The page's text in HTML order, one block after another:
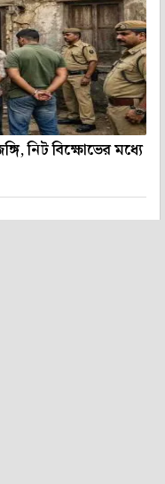
নিট বিক্ষোভের মধ্যে